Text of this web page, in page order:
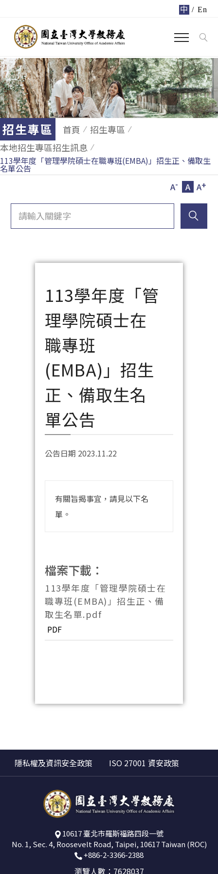
中 / En
招生專區 首頁
招生專區
本地招生專區招生訊息
113學年度「管理學院碩士在職專班(EMBA)」招生正、備取生
名單公告
A- A A+
113學年度「管
理學院碩士在
職專班
(EMBA)」招生
正、備取生名
單公告
公告日期 2023.11.22
有關旨揭事宜，請見以下名
單。
檔案下載：
113學年度「管理學院碩士在
職專班(EMBA)」招生正、備
取生名單.pdf
PDF
隱私權及資訊安全政策 ISO 27001 資安政策
10617 臺北市羅斯福路四段一號
No. 1, Sec. 4, Roosevelt Road, Taipei, 10617 Taiwan (ROC)
+886-2-3366-2388
瀏覽人數：7628037